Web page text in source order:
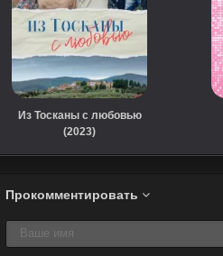
Из Тосканы с любовью
(2023)
Прокомментировать